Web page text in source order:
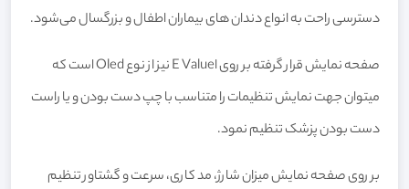
دسترسی راحت به انواع دندان های بیماران اطفال و بزرگسال می‌شود.
صفحه نمایش قرار گرفته بر روی اE Value نیز از نوع Oled است که
میتوان جهت نمایش تنظیمات را متناسب با چپ دست بودن و یا راست
دست بودن پزشک تنظیم نمود.
بر روی صفحه نمایش میزان شارژ، مد کاری، سرعت و گشتاور تنظیم